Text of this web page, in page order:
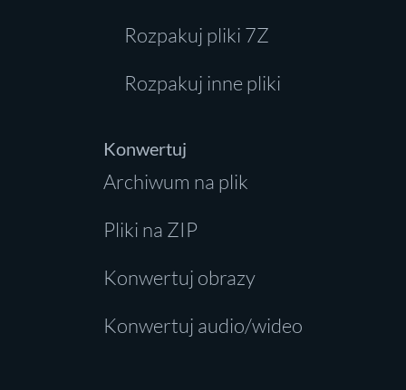
Rozpakuj pliki 7Z
Rozpakuj inne pliki
Konwertuj
Archiwum na plik
Pliki na ZIP
Konwertuj obrazy
Konwertuj audio/wideo